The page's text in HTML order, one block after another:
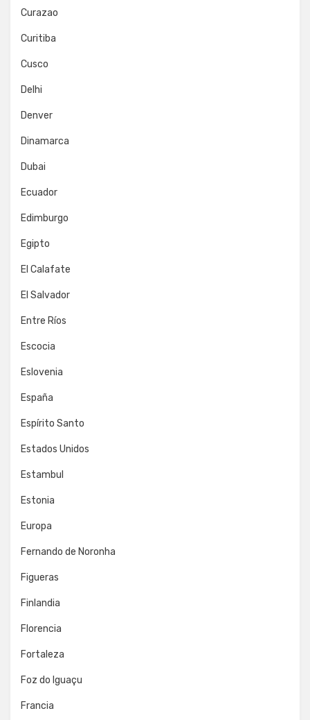
Curazao
Curitiba
Cusco
Delhi
Denver
Dinamarca
Dubai
Ecuador
Edimburgo
Egipto
El Calafate
El Salvador
Entre Ríos
Escocia
Eslovenia
España
Espírito Santo
Estados Unidos
Estambul
Estonia
Europa
Fernando de Noronha
Figueras
Finlandia
Florencia
Fortaleza
Foz do Iguaçu
Francia